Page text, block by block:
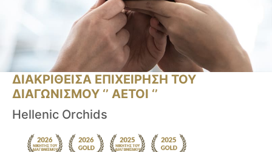
ΔΙΑΚΡΙΘΕΙΣΑ ΕΠΙΧΕΙΡΗΣΗ ΤΟΥ
ΔΙΑΓΩΝΙΣΜΟΥ ‘’ ΑΕΤΟΙ ‘’
Hellenic Orchids